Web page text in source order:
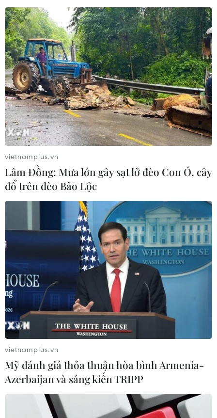
vietnamplus.vn
Lâm Đồng: Mưa lớn gây sạt lở đèo Con Ó, cây
đổ trên đèo Bảo Lộc
vietnamplus.vn
Mỹ đánh giá thỏa thuận hòa bình Armenia-
Azerbaijan và sáng kiến TRIPP